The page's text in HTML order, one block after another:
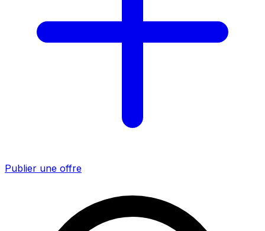
Publier une offre